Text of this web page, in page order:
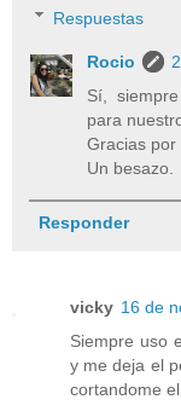
Respuestas
Rocio
Sí,
para
Gracias por
Un besazo.
Responder
vicky 16 de
Siempre uso
y me deja el
cortandome